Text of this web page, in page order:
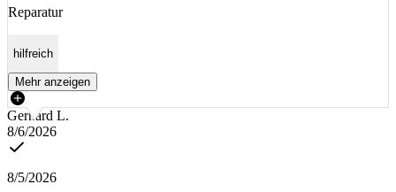
Reparatur
hilfreich
Mehr anzeigen
Gerhard L.
8/6/2026
8/5/2026